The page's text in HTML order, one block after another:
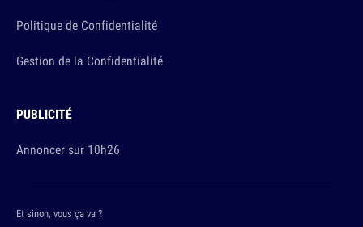
Politique de Confidentialité
Gestion de la Confidentialité
PUBLICITÉ
Annoncer sur 10h26
Et sinon, vous ça va ?